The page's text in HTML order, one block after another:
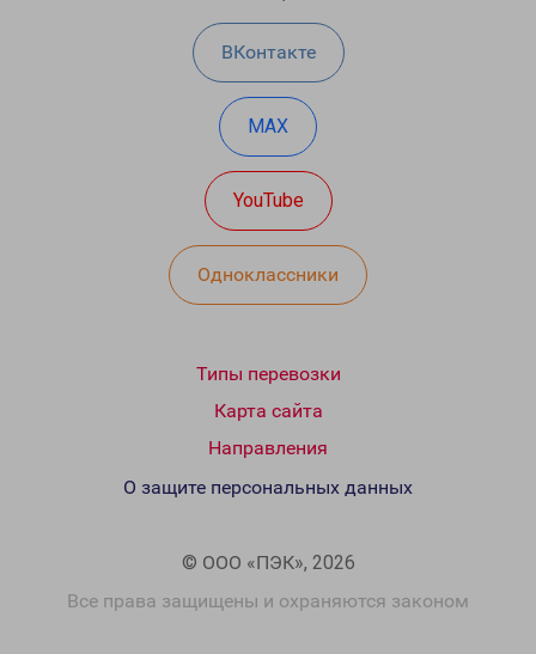
ВКонтакте
MAX
YouTube
Одноклассники
Типы перевозки
Карта сайта
Направления
© ООО «ПЭК», 2026
Все права защищены и охраняются законом
О защите персональных данных